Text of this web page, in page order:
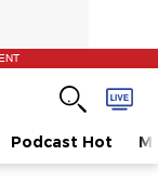
Podcast Hot